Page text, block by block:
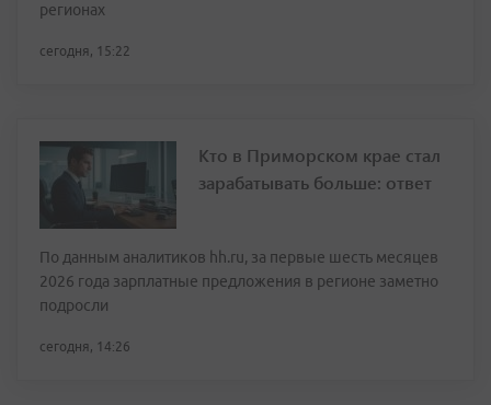
регионах
сегодня, 15:22
Кто в Приморском крае стал
зарабатывать больше: ответ
По данным аналитиков hh.ru, за первые шесть месяцев
2026 года зарплатные предложения в регионе заметно
подросли
сегодня, 14:26